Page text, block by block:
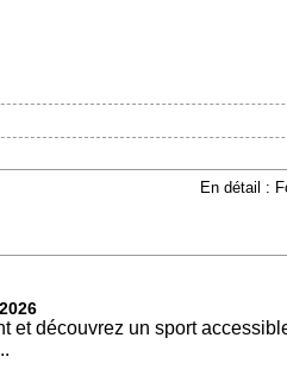
En détail :
et découvrez un sport